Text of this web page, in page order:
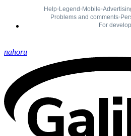
nahoru